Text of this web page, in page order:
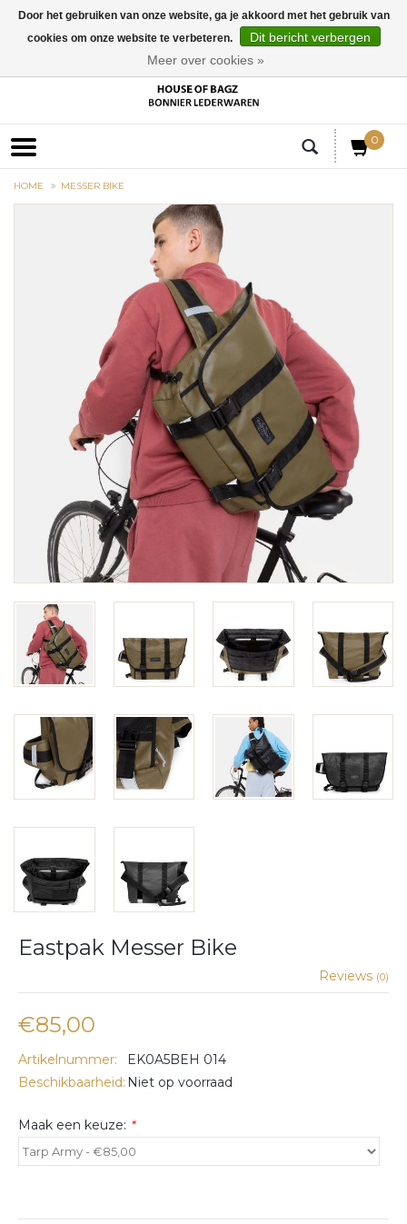
0
HOME MESSER BIKE
Eastpak Messer Bike
Reviews (0)
€85,00
Artikelnummer:
EK0A5BEH 014
Beschikbaarheid: Niet op voorraad
Maak een keuze: *
Door het gebruiken van onze website, ga je akkoord met het gebruik van
cookies om onze website te verbeteren.
Dit bericht verbergen
Meer over cookies »